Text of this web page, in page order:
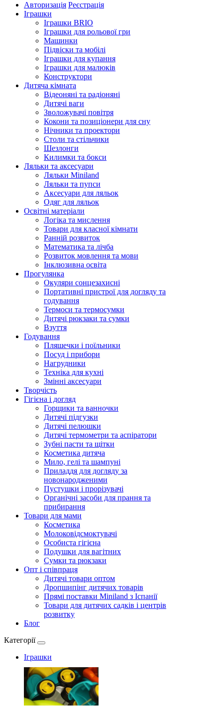
Авторизація Реєстрація
Іграшки
Іграшки BRIO
Іграшки для рольової гри
Машинки
Підвіски та мобілі
Іграшки для купання
Іграшки для малюків
Конструктори
Дитяча кімната
Відеоняні та радіоняні
Дитячі ваги
Зволожувачі повітря
Кокони та позиціонери для сну
Нічники та проектори
Столи та стільчики
Шезлонги
Килимки та бокси
Ляльки та аксесуари
Ляльки Miniland
Ляльки та пупси
Аксесуари для ляльок
Одяг для ляльок
Освітні матеріали
Логіка та мислення
Товари для класної кімнати
Ранній розвиток
Математика та лічба
Розвиток мовлення та мови
Інклюзивна освіта
Прогулянка
Окуляри сонцезахисні
Портативні пристрої для догляду та
годування
Термоси та термосумки
Дитячі рюкзаки та сумки
Взуття
Годування
Пляшечки і поїльники
Посуд і прибори
Нагрудники
Техніка для кухні
Змінні аксесуари
Творчість
Гігієна і догляд
Горщики та ванночки
Дитячі підгузки
Дитячі пелюшки
Дитячі термометри та аспіратори
Зубні пасти та щітки
Косметика дитяча
Мило, гелі та шампуні
Приладдя для догляду за
новонародженими
Пустушки і прорізувачі
Органічні засоби для прання та
прибирання
Товари для мами
Косметика
Молоковідсмоктувачі
Особиста гігієна
Подушки для вагітних
Сумки та рюкзаки
Опт і співпраця
Дитячі товари оптом
Дропшипінг дитячих товарів
Прямі поставки Miniland з Іспанії
Товари для дитячих садків і центрів
розвитку
Блог
Категорії
Іграшки